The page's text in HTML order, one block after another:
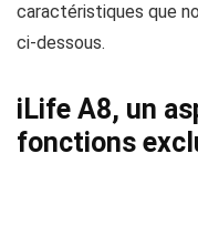
caractéristiques que
ci-dessous.
iLife A8, un
fonctions